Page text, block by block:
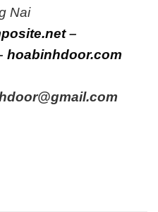
Nai
–
hoabinhdoor.com